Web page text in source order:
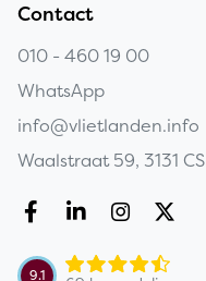
Contact
010 - 460 19 00
WhatsApp
info@vlietlanden.info
Waalstraat 59, 3131
Copyright
9.1